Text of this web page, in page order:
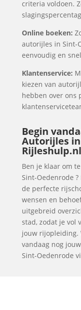
criteria voldoen.
Online boeken:
autorijles in Sint-
eenvoudig en
Klantenservice:
kiezen van
hebben over ons
Begin
Autorijles
Rijleshulp.nl
Ben je klaar om
Sint-Oedenrode
de perfecte
wensen en
uitgebreid
stad, zodat je vol
jouw rijopleiding.
vandaag nog
Sint-Oedenrode